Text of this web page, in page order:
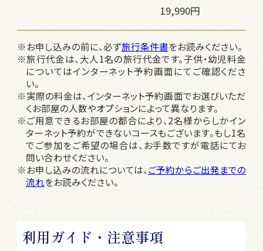
19,990円
※お申し込みの前に、必ず旅行条件書をお読みください。
※旅行代金は、大人1名の旅行代金です。子供・幼児料金
についてはインターネット予約画面にてご確認くださ
い。
※実際の料金は、インターネット予約画面でお選びいただ
くお部屋の人数やオプションによって異なります。
※ご用意できるお部屋の都合により、2名様からしかイン
ターネット予約ができないコースもございます。もし1名
でご参加をご希望の場合は、お手数ですが電話にてお
問い合わせください。
※お申し込みの流れについては、 ご予約からご出発までの
流れをお読みください。
利用ガイド・注意事項